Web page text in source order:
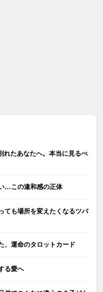
れたあなたへ。本当に見るべ
…この違和感の正体
ても場所を変えたくなるツバ
、運命のタロットカード
る愛へ